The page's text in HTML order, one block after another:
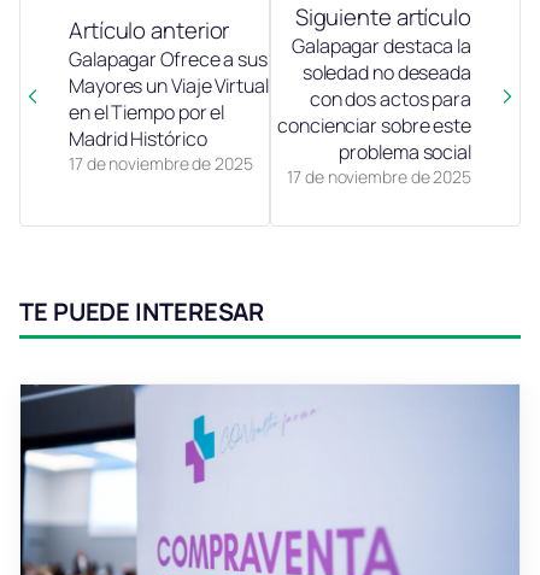
Artículo anterior
17 de noviembre de 2025
Galapagar Ofrece a sus
Mayores un Viaje Virtual
en el Tiempo por el
Madrid Histórico
Siguiente artículo
17 de noviembre de 2025
Galapagar destaca la
soledad no deseada
con dos actos para
concienciar sobre este
problema social
TE PUEDE INTERESAR